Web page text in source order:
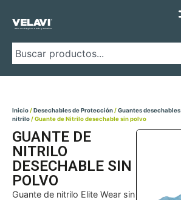
Inicio/Desechables de Protección/Guantes desechables
nitrilo/ Guante de Nitrilo desechable sin polvo
GUANTE DE
NITRILO
DESECHABLE SIN
POLVO
Guante de nitrilo Elite Wear sin